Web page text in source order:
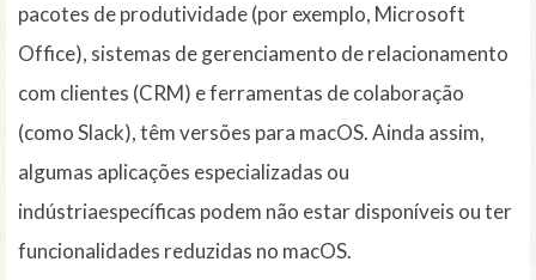
pacotes de produtividade (por exemplo, Microsoft
Office), sistemas de gerenciamento de relacionamento
com clientes (CRM) e ferramentas de colaboração
(como Slack), têm versões para macOS. Ainda assim,
algumas aplicações especializadas ou
indústriaespecíficas podem não estar disponíveis ou ter
funcionalidades reduzidas no macOS.